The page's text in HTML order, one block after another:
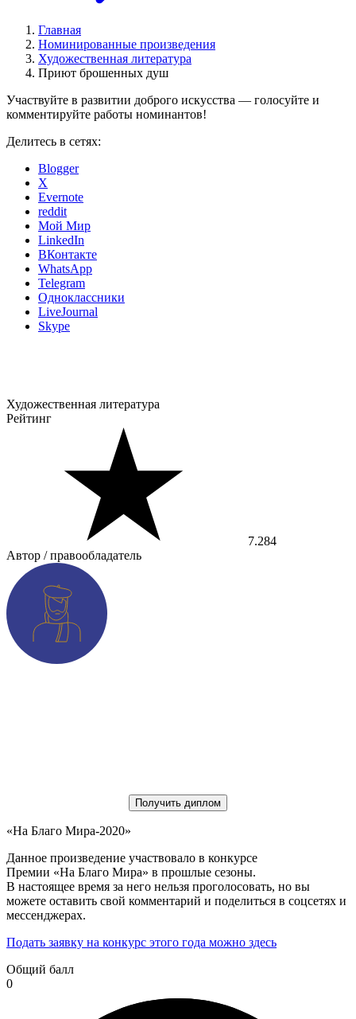
Главная
Номинированные произведения
Художественная литература
Приют брошенных душ
Участвуйте в развитии доброго искусства — голосуйте и
комментируйте работы номинантов!
Делитесь в сетях:
Blogger
X
Evernote
reddit
Мой Мир
LinkedIn
ВКонтакте
WhatsApp
Telegram
Одноклассники
LiveJournal
Skype
Художественная литература
Рейтинг
7.284
Автор / правообладатель
Получить диплом
«На Благо Мира-2020»
Данное произведение участвовало в конкурсе
Премии «На Благо Мира» в прошлые сезоны.
В настоящее время за него нельзя проголосовать, но вы
можете оставить свой комментарий и поделиться в соцсетях и
мессенджерах.
Подать заявку на конкурс этого года можно здесь
Общий балл
0